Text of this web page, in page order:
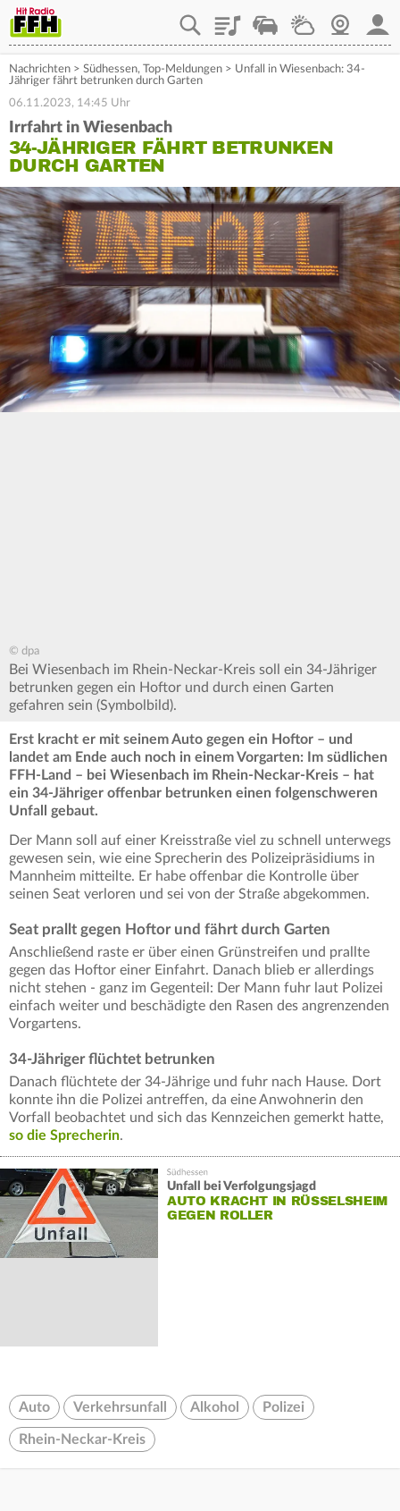
PlaylistStaupilotWetterWebcam
Nachrichten > Südhessen, Top-Meldungen > Unfall in Wiesenbach: 34-
Jähriger fährt betrunken durch Garten
06.11.2023, 14:45 Uhr
Irrfahrt in Wiesenbach
34-JÄHRIGER FÄHRT BETRUNKEN
DURCH GARTEN
© dpa
Bei Wiesenbach im Rhein-Neckar-Kreis soll ein 34-Jähriger
betrunken gegen ein Hoftor und durch einen Garten
gefahren sein (Symbolbild).
Erst kracht er mit seinem Auto gegen ein Hoftor – und
landet am Ende auch noch in einem Vorgarten: Im südlichen
FFH-Land – bei Wiesenbach im Rhein-Neckar-Kreis – hat
ein 34-Jähriger offenbar betrunken einen folgenschweren
Unfall gebaut.
Der Mann soll auf einer Kreisstraße viel zu schnell unterwegs
gewesen sein, wie eine Sprecherin des Polizeipräsidiums in
Mannheim mitteilte. Er habe offenbar die Kontrolle über
seinen Seat verloren und sei von der Straße abgekommen.
Seat prallt gegen Hoftor und fährt durch Garten
Anschließend raste er über einen Grünstreifen und prallte
gegen das Hoftor einer Einfahrt. Danach blieb er allerdings
nicht stehen - ganz im Gegenteil: Der Mann fuhr laut Polizei
einfach weiter und beschädigte den Rasen des angrenzenden
Vorgartens.
34-Jähriger flüchtet betrunken
Danach flüchtete der 34-Jährige und fuhr nach Hause. Dort
konnte ihn die Polizei antreffen, da eine Anwohnerin den
Vorfall beobachtet und sich das Kennzeichen gemerkt hatte,
so die Sprecherin.
Unfall bei Verfolgungsjagd
AUTO KRACHT IN RÜSSELSHEIM
GEGEN ROLLER
Auto Verkehrsunfall Alkohol Polizei
Rhein-Neckar-Kreis